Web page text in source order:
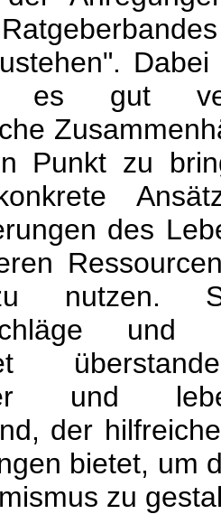
es gut
Punkt zu
des
nutzen.
und
der
bietet, um
zu